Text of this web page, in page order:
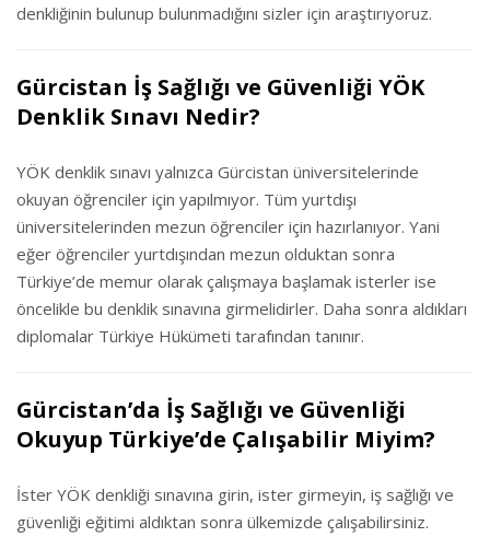
denkliğinin bulunup bulunmadığını sizler için araştırıyoruz.
Gürcistan İş Sağlığı ve Güvenliği YÖK
Denklik Sınavı Nedir?
YÖK denklik sınavı yalnızca Gürcistan üniversitelerinde
okuyan öğrenciler için yapılmıyor. Tüm yurtdışı
üniversitelerinden mezun öğrenciler için hazırlanıyor. Yani
eğer öğrenciler yurtdışından mezun olduktan sonra
Türkiye’de memur olarak çalışmaya başlamak isterler ise
öncelikle bu denklik sınavına girmelidirler. Daha sonra aldıkları
diplomalar Türkiye Hükümeti tarafından tanınır.
Gürcistan’da İş Sağlığı ve Güvenliği
Okuyup Türkiye’de Çalışabilir Miyim?
İster YÖK denkliği sınavına girin, ister girmeyin, iş sağlığı ve
güvenliği eğitimi aldıktan sonra ülkemizde çalışabilirsiniz.